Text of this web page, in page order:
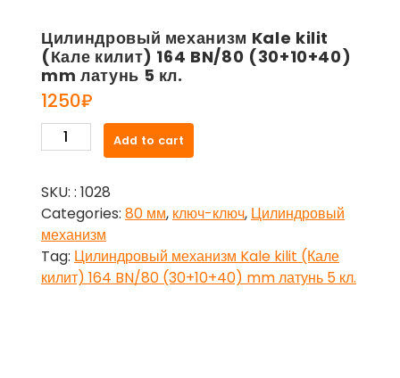
Цилиндровый механизм Kale kilit
(Кале килит) 164 BN/80 (30+10+40)
mm латунь 5 кл.
1250₽
Цилиндровый
механизм
kilit
(Кале
килит)
164
BN/80
Add to cart
SKU: : 1028
Categories: 80 мм, ключ-ключ, Цилиндровый
механизм
Tag: Цилиндровый механизм Kale kilit (Кале
килит) 164 BN/80 (30+10+40) mm латунь 5 кл.